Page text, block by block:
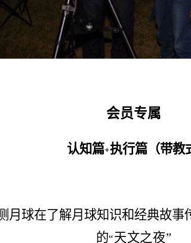
会员专属
认知篇+执行篇（带教
月球在了解月球知识和经典故
的“天文之夜”